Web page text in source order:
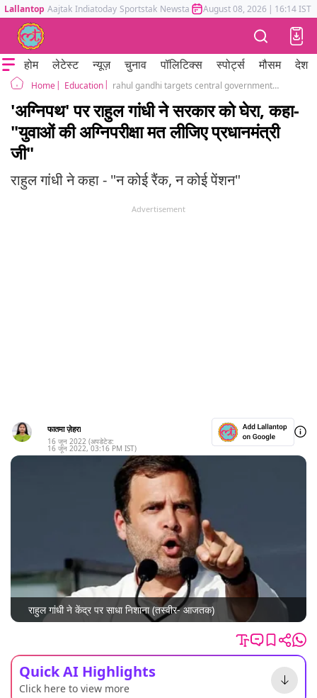
Lallantop Aajtak Indiatoday Sportstak Newstak Mumbai Tak Astrotak
August 08, 2026 | 16:14 IST
होम लेटेस्ट न्यूज़ चुनाव पॉलिटिक्स स्पोर्ट्स मौसम देश
Home Education rahul gandhi targets central government over agneepath scheme
'अग्निपथ' पर राहुल गांधी ने सरकार को घेरा, कहा-
"युवाओं की अग्निपरीक्षा मत लीजिए प्रधानमंत्री
जी"
राहुल गांधी ने कहा - "न कोई रैंक, न कोई पेंशन"
Advertisement
फातमा ज़ेहरा
16 जून 2022 (अपडेटेड:
16 जून 2022, 03:16 PM IST)
राहुल गांधी ने केंद्र पर साधा निशाना (तस्वीर- आजतक)
Quick AI Highlights
Click here to view more